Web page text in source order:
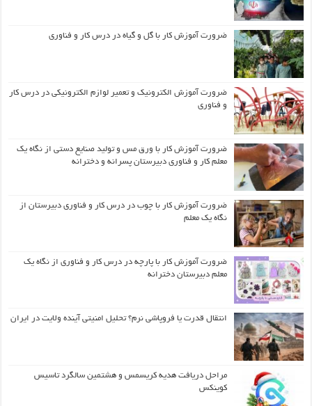
ضرورت آموزش کار با گل و گیاه در درس کار و فناوری
ضرورت آموزش الکترونیک و تعمیر لوازم الکترونیکی در درس کار
و فناوری
ضرورت آموزش کار با ورق مس و تولید صنایع دستی از نگاه یک
معلم کار و فناوری دبیرستان پسرانه و دخترانه
ضرورت آموزش کار با چوب در درس کار و فناوری دبیرستان از
نگاه یک معلم
ضرورت آموزش کار با پارچه در درس کار و فناوری از نگاه یک
معلم دبیرستان دخترانه
انتقال قدرت یا فروپاشی نرم؟ تحلیل امنیتی آینده ولایت در ایران
مراحل دریافت هدیه کریسمس و هشتمین سالگرد تاسیس
کوینکس